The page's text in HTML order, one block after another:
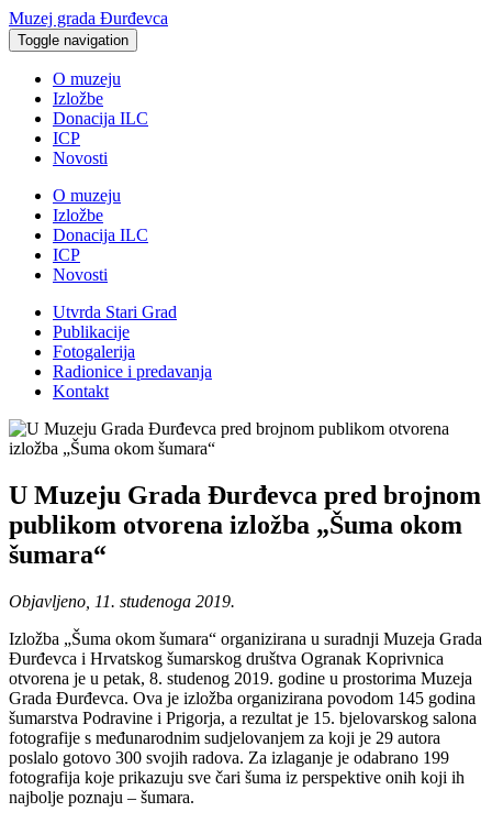
Muzej grada Đurđevca
Toggle navigation
O muzeju
Izložbe
Donacija ILC
ICP
Novosti
O muzeju
Izložbe
Donacija ILC
ICP
Novosti
Utvrda Stari Grad
Publikacije
Fotogalerija
Radionice i predavanja
Kontakt
U Muzeju Grada Đurđevca pred brojnom
publikom otvorena izložba „Šuma okom
šumara“
Objavljeno, 11. studenoga 2019.
Izložba „Šuma okom šumara“ organizirana u suradnji Muzeja Grada
Đurđevca i Hrvatskog šumarskog društva Ogranak Koprivnica
otvorena je u petak, 8. studenog 2019. godine u prostorima Muzeja
Grada Đurđevca. Ova je izložba organizirana povodom 145 godina
šumarstva Podravine i Prigorja, a rezultat je 15. bjelovarskog salona
fotografije s međunarodnim sudjelovanjem za koji je 29 autora
poslalo gotovo 300 svojih radova. Za izlaganje je odabrano 199
fotografija koje prikazuju sve čari šuma iz perspektive onih koji ih
najbolje poznaju – šumara.